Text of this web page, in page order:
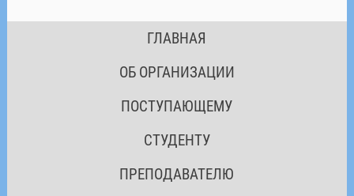
ГЛАВНАЯ
ОБ ОРГАНИЗАЦИИ
ПОСТУПАЮЩЕМУ
СТУДЕНТУ
ПРЕПОДАВАТЕЛЮ